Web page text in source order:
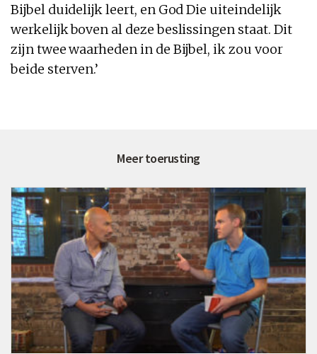
Bijbel duidelijk leert, en GodDie uiteindelijk
werkelijk boven al deze beslissingen staat. Dit
zijn twee waarheden in de Bijbel, ik zou voor
beide sterven.’
Meer toerusting